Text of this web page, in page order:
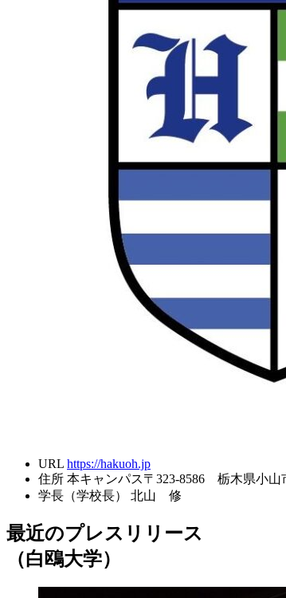
URL https://hakuoh.jp
住所 本キャンパス〒323-8586 栃木県小山
学長（学校長）
北山 修
最近のプレスリリース
（白鴎大学）